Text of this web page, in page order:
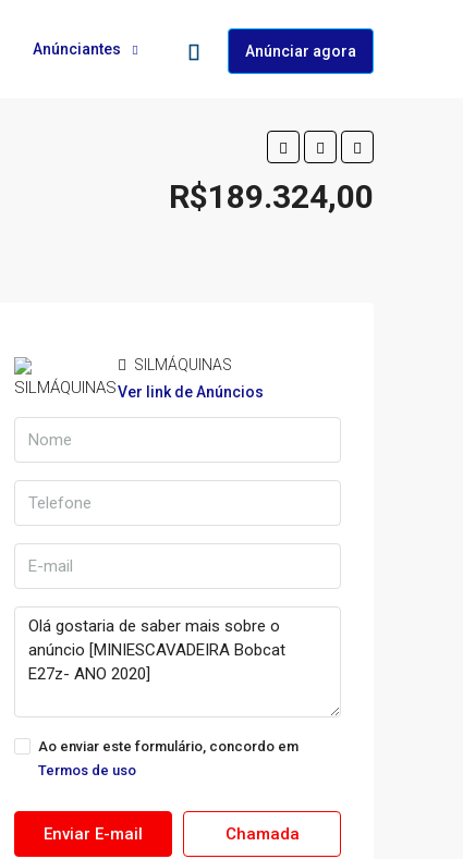
Anúnciantes Anúnciar agora
R$189.324,00
SILMÁQUINAS
Ver link de Anúncios
Ao enviar este formulário, concordo em
Termos de uso
Enviar E-mail Chamada